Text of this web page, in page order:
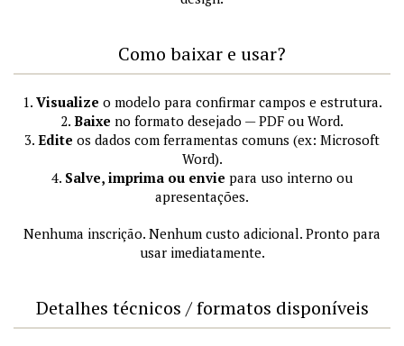
Como baixar e usar?
1. Visualize o modelo para confirmar campos e estrutura.
2. Baixe no formato desejado — PDF ou Word.
3. Edite os dados com ferramentas comuns (ex: Microsoft
Word).
4. Salve, imprima ou envie para uso interno ou
apresentações.
Nenhuma inscrição. Nenhum custo adicional. Pronto para
usar imediatamente.
Detalhes técnicos / formatos disponíveis